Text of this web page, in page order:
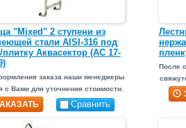
"Mixed" 2 ступени из
стали AISI-316 под
плитку Аквасектор (АС 17-
заказа наши менеджеры
с Вами для уточнения стоимости.
Сравнить
После